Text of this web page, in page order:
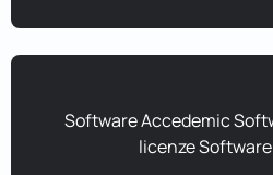
Software Accedemic
licenze